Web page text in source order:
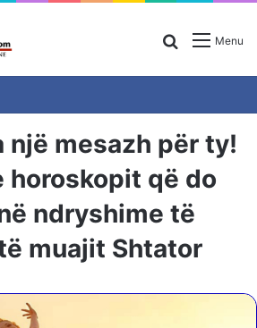
Menu
Search for
një mesazh për ty!
horoskopit që do
ndryshime të
muajit Shtator